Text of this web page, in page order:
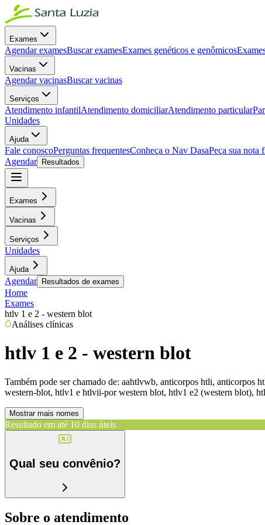
Exames
Agendar examesBuscar examesExames genéticos e genômicos
Vacinas
Agendar vacinasBuscar vacinas
Serviços
Atendimento infantilAtendimento domiciliarAtendimento particular
Unidades
Ajuda
Fale conoscoPerguntas frequentesConheça o Nav DasaPeça sua nota
Agendar
Resultados
Exames
Vacinas
Serviços
Unidades
Ajuda
Agendar Resultados de exames
Home
Exames
htlv 1 e 2 - western blot
Análises clínicas
htlv 1 e 2 - western blot
Também pode ser chamado de: aahtlvwb, anticorpos htli, anticorpos
western-blot, htlv1 e htlvii-por western blot, htlv1 e2 (western blot),
Mostrar mais nomes
Resultado em até 10 dias úteis
Qual seu convênio?
Sobre o atendimento